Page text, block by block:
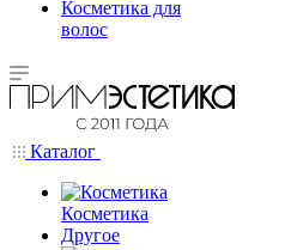
Косметика для
волос
Каталог
Косметика
Другое